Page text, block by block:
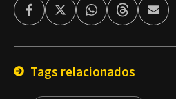
FacebookTwitterWhatsappThreadsEnviar
por
Tags relacionados